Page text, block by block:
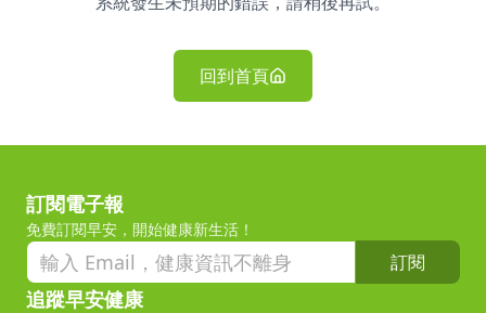
回到首頁
訂閱電子報
免費訂閱早安，開始健康新生活！
訂閱
追蹤早安健康